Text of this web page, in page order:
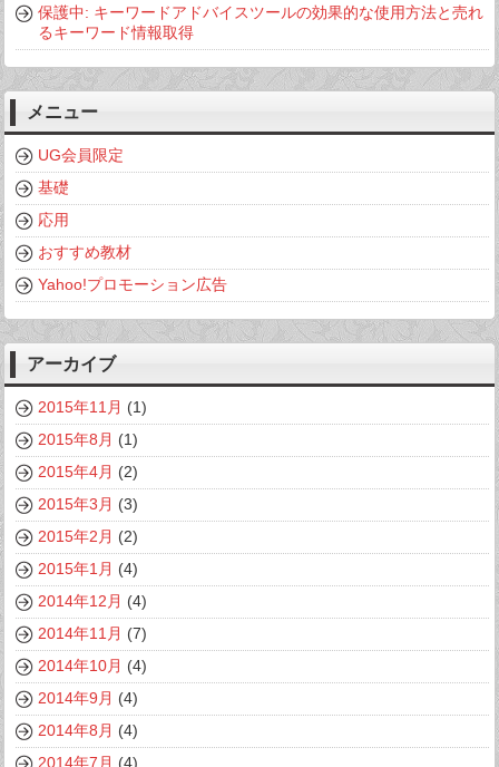
保護中: キーワードアドバイスツールの効果的な使用方法と売れ
るキーワード情報取得
メニュー
UG会員限定
基礎
応用
おすすめ教材
Yahoo!プロモーション広告
アーカイブ
2015年11月 (1)
2015年8月 (1)
2015年4月 (2)
2015年3月 (3)
2015年2月 (2)
2015年1月 (4)
2014年12月 (4)
2014年11月 (7)
2014年10月 (4)
2014年9月 (4)
2014年8月 (4)
2014年7月 (4)